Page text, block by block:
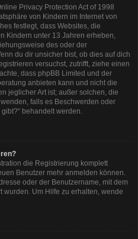
Privacy Protection Act of 1998
von Kindern im Internet von
festlegt, dass Websites, die
Kindern unter 13 Jahren erheben,
des oder der
du dir unsicher bist, ob dies auf dich
versuchst, zutrifft, ziehe einen
dass phpBB Limited und der
anbieten kann und nicht die
jeglicher Art ist; außer solchen, die
falls es Beschwerden oder
behandelt werden.
die Registrierung komplett
Benutzer mehr anmelden können.
oder der Benutzername, mit dem
wurden. Um Hilfe zu erhalten, wende